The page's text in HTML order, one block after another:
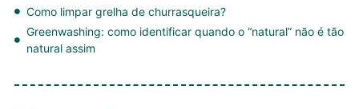
Como limpar grelha de churrasqueira?
Greenwashing: como identificar quando o “natural” não é tão
natural assim